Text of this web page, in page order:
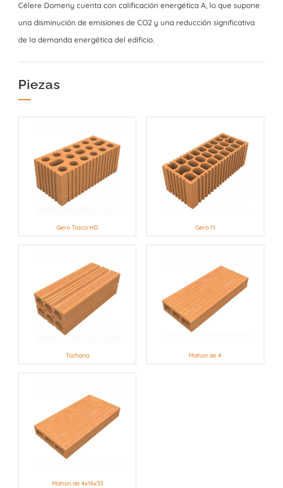
Célere Domeny cuenta con calificación energética A, lo que supone
una disminución de emisiones de CO2 y una reducción significativa
de la demanda energética del edificio.
Piezas
Gero Tosco HD Gero 11
Tochana Mahon de 4
Mahon de 4x16x33